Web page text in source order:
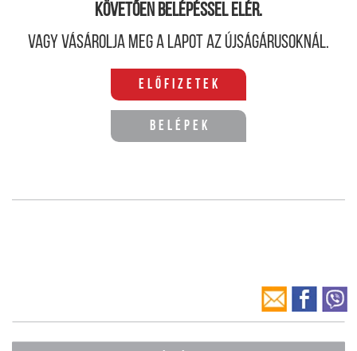
követően belépéssel elér.
Vagy vásárolja meg a lapot az újságárusoknál.
Előfizetek
Belépek